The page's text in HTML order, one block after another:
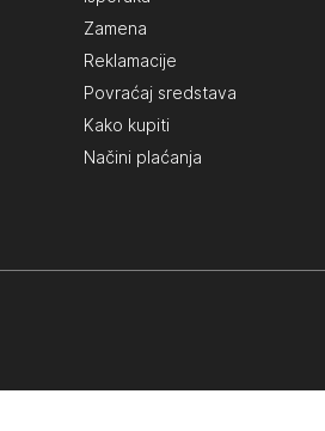
Zamena
Reklamacije
Povraćaj sredstava
Kako kupiti
Načini plaćanja